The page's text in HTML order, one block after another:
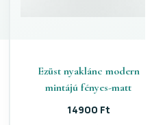
Ezüst nyaklánc modern
mintájú fényes-matt
14900 Ft